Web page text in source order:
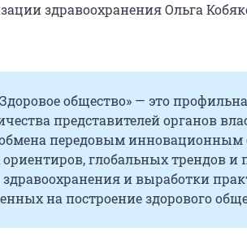
здравоохранения Ольга
общество» — это
представителей органов
передовым инновационным
глобальных трендов и
и выработки
на построение здорового